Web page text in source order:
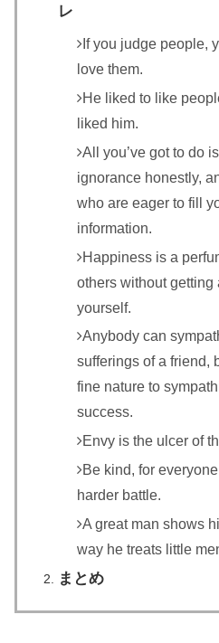
レ
If you judge people,
love them.
He liked to like
liked him.
All you’ve got to do
ignorance honestly,
who are eager to fill
information.
Happiness is a
others without getting
yourself.
Anybody can
sufferings of a friend,
fine nature to
success.
Envy is the ulcer of
Be kind, for
harder battle.
A great man shows
way he treats little
まとめ